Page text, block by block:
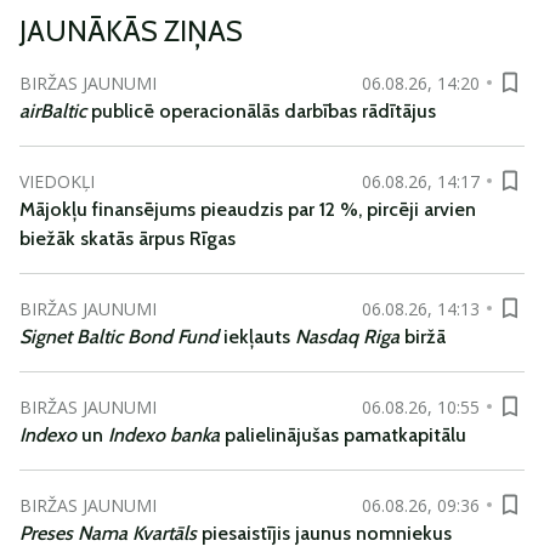
JAUNĀKĀS ZIŅAS
BIRŽAS JAUNUMI
06.08.26, 14:20
airBalticpublicē operacionālās darbības rādītājus
VIEDOKĻI
06.08.26, 14:17
Mājokļu finansējums pieaudzis par 12 %, pircēji arvien
biežāk skatās ārpus Rīgas
BIRŽAS JAUNUMI
06.08.26, 14:13
Signet Baltic Bond Fundiekļauts Nasdaq Riga biržā
BIRŽAS JAUNUMI
06.08.26, 10:55
Indexoun Indexo banka palielinājušas pamatkapitālu
BIRŽAS JAUNUMI
06.08.26, 09:36
Preses Nama Kvartāls piesaistījis jaunus nomniekus